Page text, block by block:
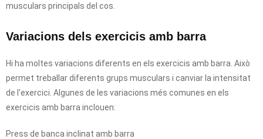
musculars principals del cos.
Variacions dels exercicis amb barra
Hi ha moltes variacions diferents en els exercicis amb barra. Això
permet treballar diferents grups musculars i canviar la intensitat
de l'exercici. Algunes de les variacions més comunes en els
exercicis amb barra inclouen:
Press de banca inclinat amb barra